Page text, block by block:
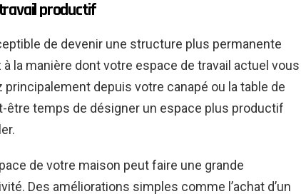
productif
de devenir une structure plus permanente
la manière dont votre espace de travail actuel vous
depuis votre canapé ou la table de
être temps de désigner un espace plus productif
de votre maison peut faire une grande
Des améliorations simples comme l’achat d’un